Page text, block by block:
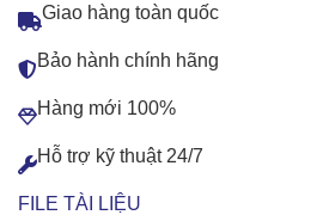
Giao hàng toàn quốc
Bảo hành chính hãng
Hàng mới 100%
Hỗ trợ kỹ thuật 24/7
FILE TÀI LIỆU